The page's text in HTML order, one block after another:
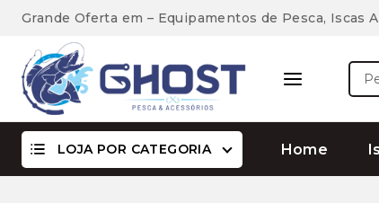
Grande Oferta em – Equipamentos de Pesca, Iscas
LOJA POR CATEGORIA Home